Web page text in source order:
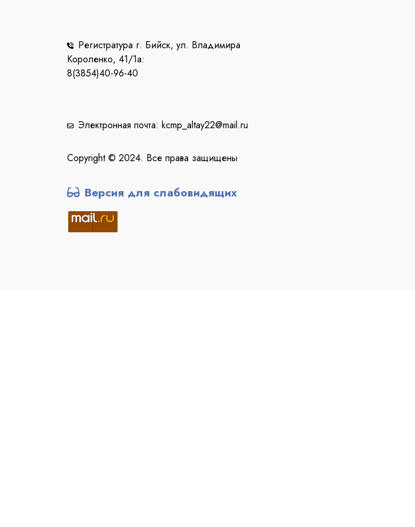
Регистратура г. Бийск, ул. Владимира
Короленко, 41/1a:
8(3854)40-96-40
Электронная почта: kcmp_altay22@mail.ru
Copyright © 2024. Все права защищены
Версия для слабовидящих